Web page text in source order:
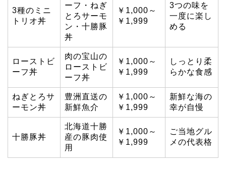
3種のミニ
トリオ丼
ーフ・ねぎ
とろサーモ
ン・十勝豚
丼
￥1,000～
￥1,999
3つの味を
一度に楽し
める
ローストビ
ーフ丼
肉の宝山の
ローストビ
ーフ丼
￥1,000～
￥1,999
しっとり柔
らかな食感
ねぎとろサ
ーモン丼
豊洲直送の
新鮮魚介
￥1,000～
￥1,999
新鮮な海の
幸が自慢
十勝豚丼
北海道十勝
産の豚肉使
用
￥1,000～
￥1,999
ご当地グル
メの代表格